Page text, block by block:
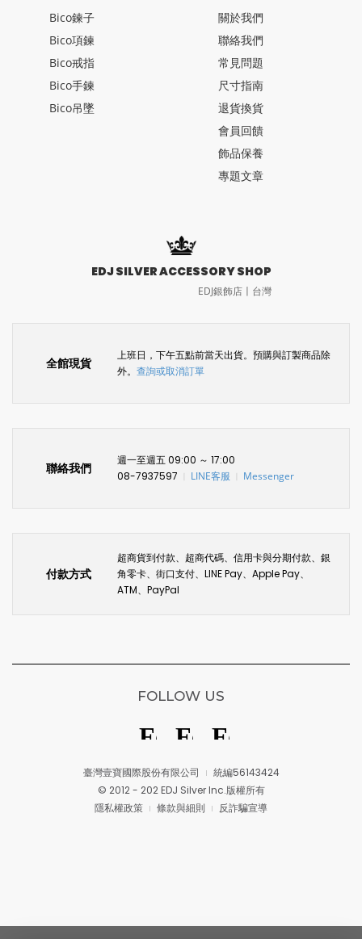
Bico鍊子
Bico項鍊
Bico戒指
Bico手鍊
Bico吊墜
關於我們
聯絡我們
常見問題
尺寸指南
退貨換貨
會員回饋
飾品保養
專題文章
EDJ SILVER ACCESSORY SHOP
EDJ銀飾店〡台灣
全館現貨
上班日，下午五點前當天出貨。預購與訂製商品除
外。 查詢或取消訂單
聯絡我們
週一至週五 09:00 ～ 17:00
08-7937597
LINE客服 Messenger
付款方式
超商貨到付款、超商代碼、信用卡與分期付款、銀
角零卡、街口支付、LINE Pay、Apple Pay、
ATM、PayPal
臺灣壹寶國際股份有限公司
統編56143424
© 2012 - 202 EDJ Silver Inc.版權所有
隱私權政策
條款與細則 反詐騙宣導
FOLLOW US